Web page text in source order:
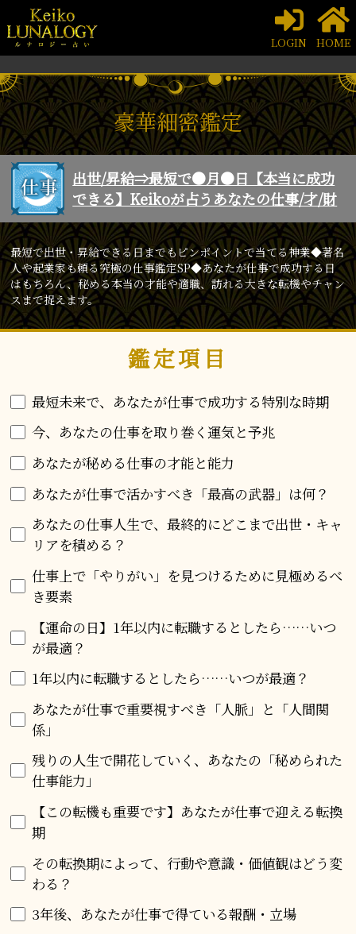
LOGIN HOME
豪華細密鑑定
出世/昇給⇒最短で●月●日【本当に成功
できる】Keikoが占うあなたの仕事/才/財
最短で出世・昇給できる日までもピンポイントで当てる神業◆著名
人や起業家も頼る究極の仕事鑑定SP◆あなたが仕事で成功する日
はもちろん、秘める本当の才能や適職、訪れる大きな転機やチャン
スまで捉えます。
鑑定項目
最短未来で、あなたが仕事で成功する特別な時期
今、あなたの仕事を取り巻く運気と予兆
あなたが秘める仕事の才能と能力
あなたが仕事で活かすべき「最高の武器」は何？
あなたの仕事人生で、最終的にどこまで出世・キャ
リアを積める？
仕事上で「やりがい」を見つけるために見極めるべ
き要素
【運命の日】1年以内に転職するとしたら……いつ
が最適？
1年以内に転職するとしたら……いつが最適？
あなたが仕事で重要視すべき「人脈」と「人間関
係」
残りの人生で開花していく、あなたの「秘められた
仕事能力」
【この転機も重要です】あなたが仕事で迎える転換
期
その転換期によって、行動や意識・価値観はどう変
わる？
3年後、あなたが仕事で得ている報酬・立場